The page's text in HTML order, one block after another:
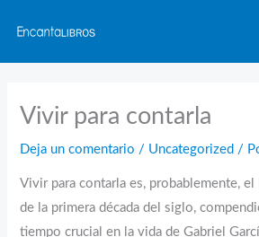
contenido
Vivir para contarla
Deja un comentario / Uncategorized /
Vivir para contarla es, probablemente, el
de la primera década del siglo,
tiempo crucial en la vida de Gabriel